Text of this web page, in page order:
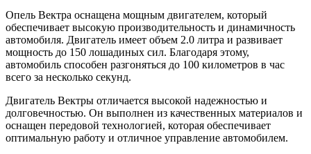
Опель Вектра оснащена мощным двигателем, который
обеспечивает высокую производительность и динамичность
автомобиля. Двигатель имеет объем 2.0 литра и развивает
мощность до 150 лошадиных сил. Благодаря этому,
автомобиль способен разгоняться до 100 километров в час
всего за несколько секунд.
Двигатель Вектры отличается высокой надежностью и
долговечностью. Он выполнен из качественных материалов и
оснащен передовой технологией, которая обеспечивает
оптимальную работу и отличное управление автомобилем.